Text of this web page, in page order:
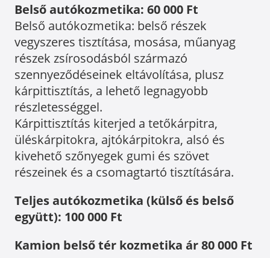
Belső autókozmetika: 60 000 Ft
Belső autókozmetika: belső részek
vegyszeres tisztítása, mosása, műanyag
részek zsírosodásból származó
szennyeződéseinek eltávolítása, plusz
kárpittisztítás, a lehető legnagyobb
részletességgel.
Kárpittisztítás kiterjed a tetőkárpitra,
üléskárpitokra, ajtókárpitokra, alsó és
kivehető szőnyegek gumi és szövet
részeinek és a csomagtartó tisztítására.
Teljes autókozmetika (külső és belső
együtt): 100 000 Ft
Kamion belső tér kozmetika ár 80 000 Ft